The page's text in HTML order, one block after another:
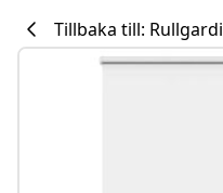
Tillbaka till: